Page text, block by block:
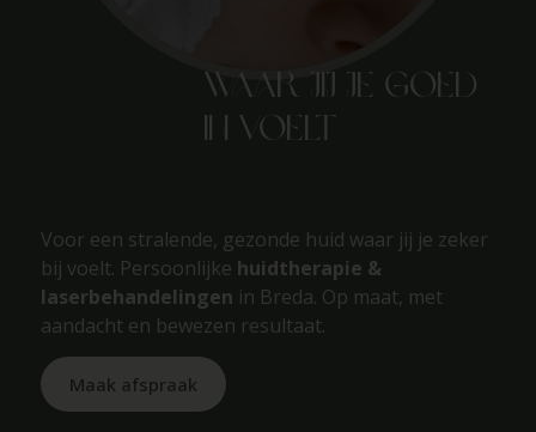
Voor een stralende, gezonde huid waar jij je zeker
bij voelt. Persoonlijke huidtherapie &
laserbehandelingen in Breda. Op maat, met
aandacht en bewezen resultaat.
Maak afspraak
Waar jij je goed
in voelt